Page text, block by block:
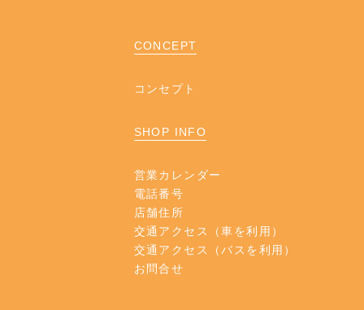
CONCEPT
コンセプト
SHOP INFO
営業カレンダー
電話番号
店舗住所
交通アクセス（車を利用）
交通アクセス（バスを利用）
お問合せ